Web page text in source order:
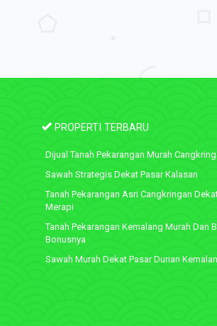
PROPERTI TERBARU
Dijual Tanah Pekarangan Murah
Sawah Strategis Dekat Pasar Kalasan
Tanah Pekarangan Asri Cangkringan
Merapi
Tanah Pekarangan Kemalang Murah Dan
Bonusnya
Sawah Murah Dekat Pasar Durian